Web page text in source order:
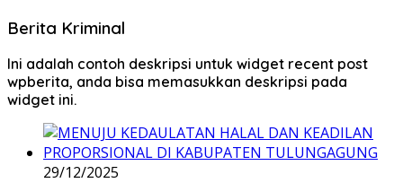
Berita Kriminal
Ini adalah contoh deskripsi untuk widget recent post
wpberita, anda bisa memasukkan deskripsi pada
widget ini.
29/12/2025